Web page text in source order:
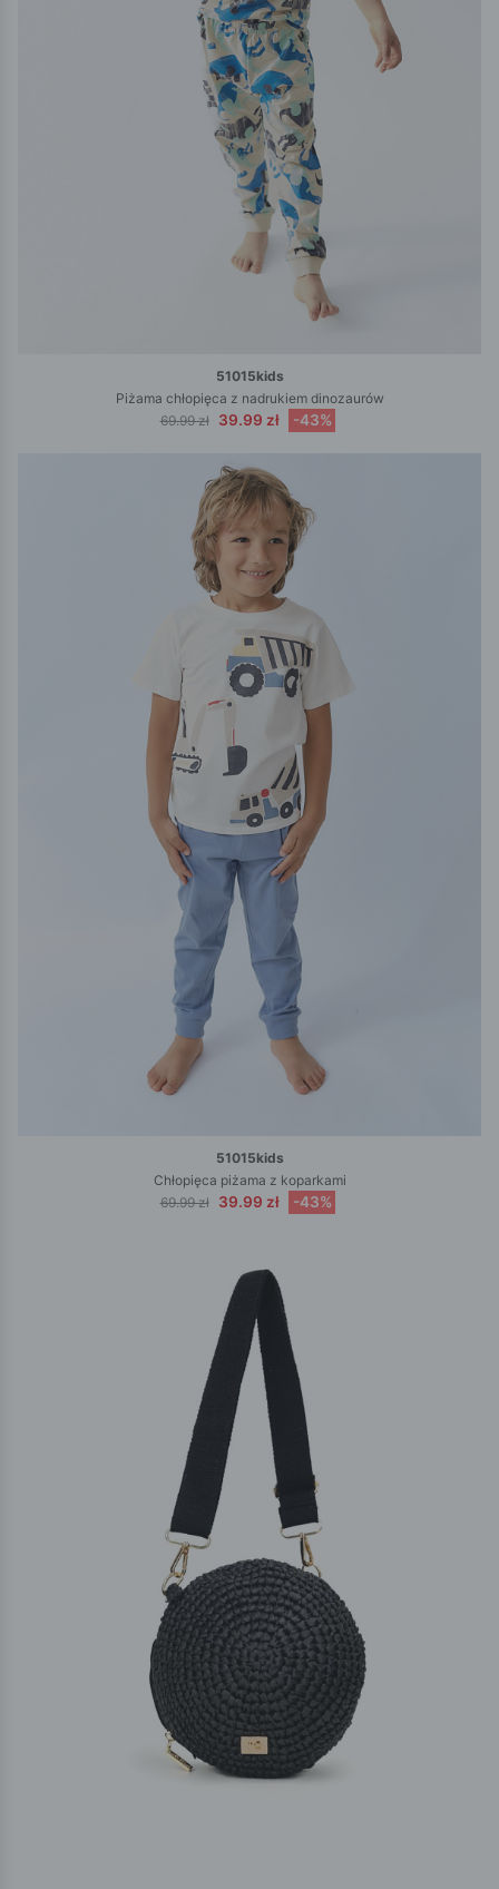
51015kids
Piżama chłopięca z nadrukiem dinozaurów
69.99 zł
39.99 zł -43%
51015kids
Chłopięca piżama z koparkami
69.99 zł
39.99 zł -43%